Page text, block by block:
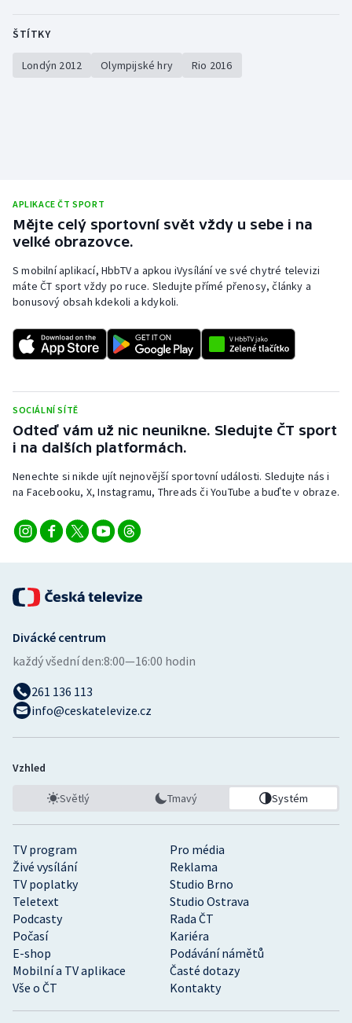
ŠTÍTKY
Londýn 2012 Olympijské hry Rio 2016
APLIKACE ČT SPORT
Mějte celý sportovní svět vždy u sebe i na
velké obrazovce.
S mobilní aplikací, HbbTV a apkou iVysílání ve své chytré televizi
máte ČT sport vždy po ruce. Sledujte přímé přenosy, články a
bonusový obsah kdekoli a kdykoli.
SOCIÁLNÍ SÍTĚ
Odteď vám už nic neunikne. Sledujte ČT sport
i na dalších platformách.
Nenechte si nikde ujít nejnovější sportovní události. Sledujte nás i
na Facebooku, X, Instagramu, Threads či YouTube a buďte v obraze.
TV program
Pro média
Živé vysílání
Reklama
TV poplatky
Studio Brno
Teletext
Studio Ostrava
Podcasty
Rada ČT
Počasí
Kariéra
E-shop
Podávání námětů
Mobilní a TV aplikace
Časté dotazy
Vše o ČT
Kontakty
Divácké centrum
každý všední den:8:00—16:00 hodin
261 136 113
info@ceskatelevize.cz
Vzhled
Světlý Tmavý Systém